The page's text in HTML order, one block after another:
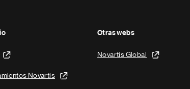
Novartis
Otras webs
Novartis Global